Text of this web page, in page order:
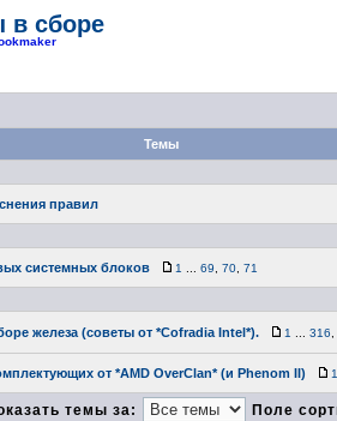
в сборе
Темы
правил
системных блоков 1 69 70 71
железа (советы от *Cofradia Intel*). 1 316
от *AMD OverClan* (и Phenom II) 1
темы за: Поле